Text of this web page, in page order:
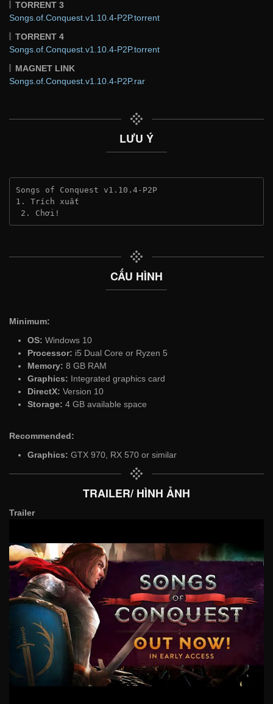
TORRENT 3
Songs.of.Conquest.v1.10.4-P2P.torrent
TORRENT 4
Songs.of.Conquest.v1.10.4-P2P.torrent
MAGNET LINK
Songs.of.Conquest.v1.10.4-P2P.rar
LƯU Ý
Songs of Conquest v1.10.4-P2P
1. Trích xuất
2. Chơi!
CẤU HÌNH
Minimum:
OS: Windows 10
Processor: i5 Dual Core or Ryzen 5
Memory: 8 GB RAM
Graphics: Integrated graphics card
DirectX: Version 10
Storage: 4 GB available space
Recommended:
Graphics: GTX 970, RX 570 or similar
TRAILER/ HÌNH ẢNH
Trailer